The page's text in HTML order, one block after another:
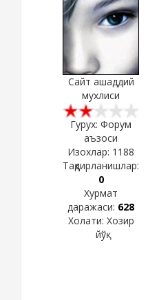
Сайт ашаддий
мухлиси
Гурух: Форум
аъзоси
Изохлар: 1188
Тақдирланишлар:
0
Хурмат
даражаси: 628
Холати: Хозир
йўқ